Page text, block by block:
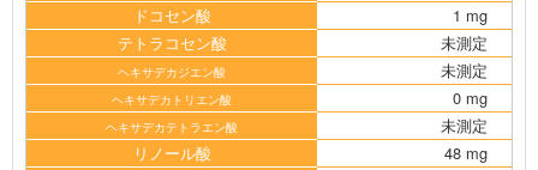
ドコセン酸
1 mg
テトラコセン酸
未測定
ヘキサデカジエン酸 未測定
ヘキサデカトリエン酸 0 mg
ヘキサデカテトラエン酸
未測定
リノール酸
48 mg